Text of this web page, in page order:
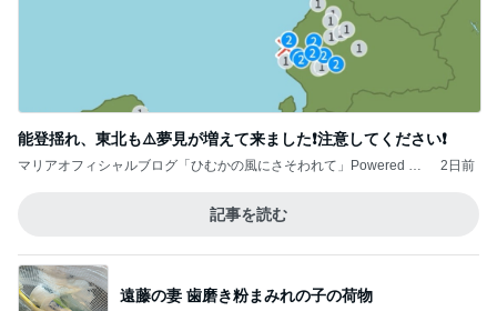
能登揺れ、東北も⚠️夢見が増えて来ました❗️注意してください❗️
マリアオフィシャルブログ「ひむかの風にさそわれて」Powered by
2日前
記事を読む
遠藤の妻 歯磨き粉まみれの子の荷物